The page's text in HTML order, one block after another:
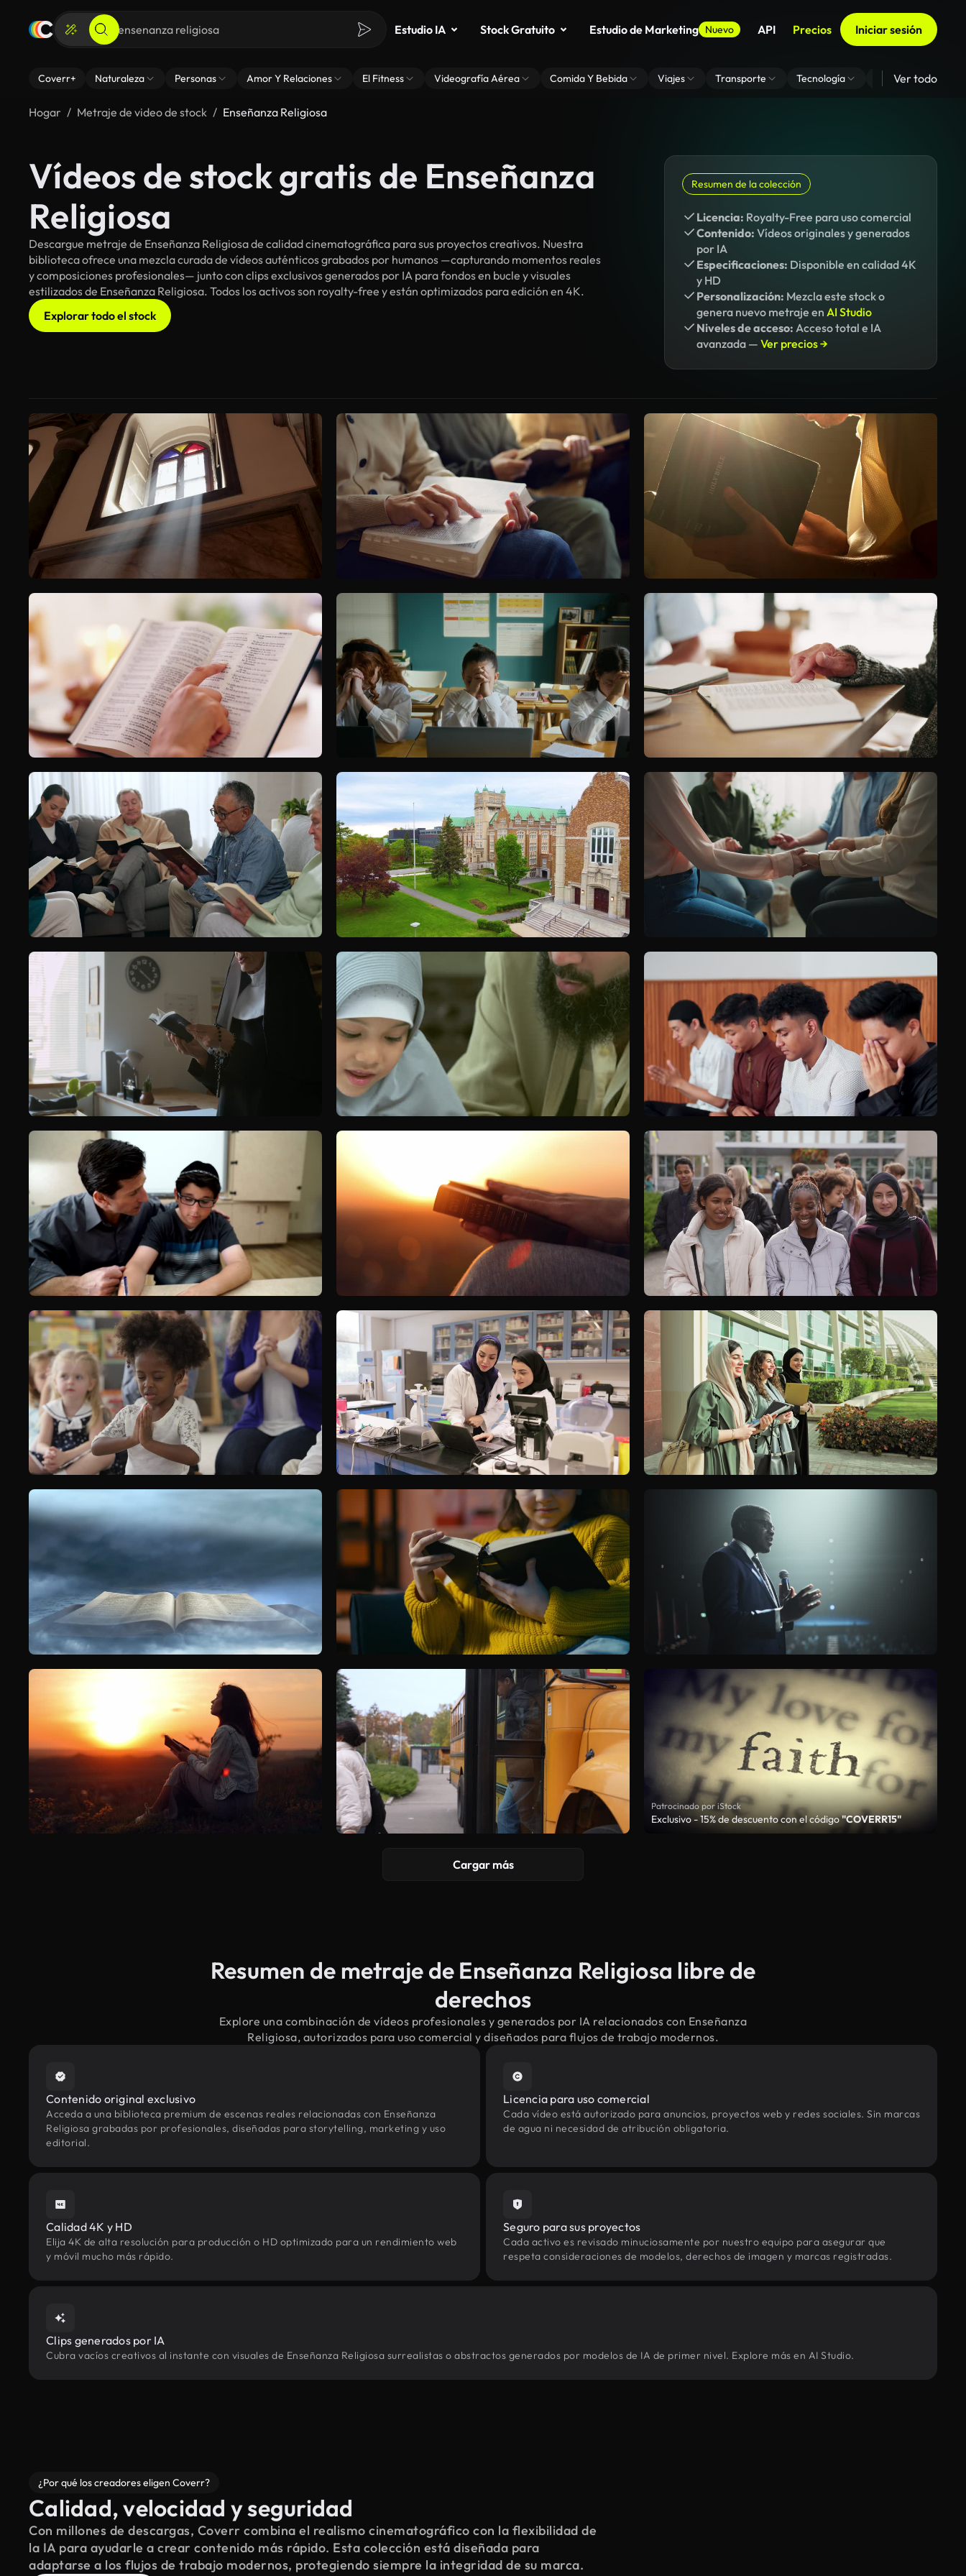
Estudio IA Stock Gratuito Estudio de Marketing Nuevo API Precios Iniciar sesión
Coverr+ Naturaleza Personas Amor Y Relaciones El Fitness Videografía Aérea Comida Y Bebida Viajes Transporte Tecnología Zoom De Fondo
Ver todo
Hogar Metraje de video de stock Enseñanza Religiosa
Vídeos de stock gratis de Enseñanza
Religiosa
Descargue metraje de Enseñanza Religiosa de calidad cinematográfica para sus proyectos creativos. Nuestra
biblioteca ofrece una mezcla curada de vídeos auténticos grabados por humanos —capturando momentos reales
y composiciones profesionales— junto con clips exclusivos generados por IA para fondos en bucle y visuales
estilizados de Enseñanza Religiosa. Todos los activos son royalty-free y están optimizados para edición en 4K.
Explorar todo el stock
Resumen de la colección
Licencia: Royalty-Free para uso comercial
Contenido: Vídeos originales y generados
por IA
Especificaciones: Disponible en calidad 4K
y HD
Personalización: Mezcla este stock o
genera nuevo metraje en AI Studio
Niveles de acceso: Acceso total e IA
avanzada — Ver precios →
Patrocinado por iStock
Exclusivo - 15% de descuento con el código"COVERR15"
Cargar más
Resumen de metraje de Enseñanza Religiosa libre de
derechos
Explore una combinación de vídeos profesionales y generados por IA relacionados con Enseñanza
Religiosa, autorizados para uso comercial y diseñados para flujos de trabajo modernos.
Contenido original exclusivo
Acceda a una biblioteca premium de escenas reales relacionadas con Enseñanza
Religiosa grabadas por profesionales, diseñadas para storytelling, marketing y uso
editorial.
Licencia para uso comercial
Cada vídeo está autorizado para anuncios, proyectos web y redes sociales. Sin marcas
de agua ni necesidad de atribución obligatoria.
Calidad 4K y HD
Elija 4K de alta resolución para producción o HD optimizado para un rendimiento web
y móvil mucho más rápido.
Seguro para sus proyectos
Cada activo es revisado minuciosamente por nuestro equipo para asegurar que
respeta consideraciones de modelos, derechos de imagen y marcas registradas.
Clips generados por IA
Cubra vacíos creativos al instante con visuales de Enseñanza Religiosa surrealistas o abstractos generados por modelos de IA de primer nivel. Explore más en AI Studio.
¿Por qué los creadores eligen Coverr?
Calidad, velocidad y seguridad
Con millones de descargas, Coverr combina el realismo cinematográfico con la flexibilidad de
la IA para ayudarle a crear contenido más rápido. Esta colección está diseñada para
adaptarse a los flujos de trabajo modernos, protegiendo siempre la integridad de su marca.